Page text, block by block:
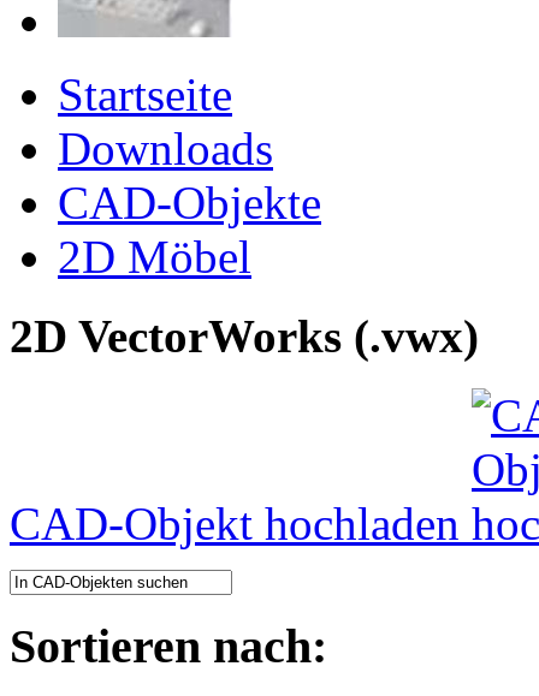
Startseite
Downloads
CAD-Objekte
2D Möbel
2D VectorWorks (.vwx)
CAD-Objekt hochladen
Sortieren nach: